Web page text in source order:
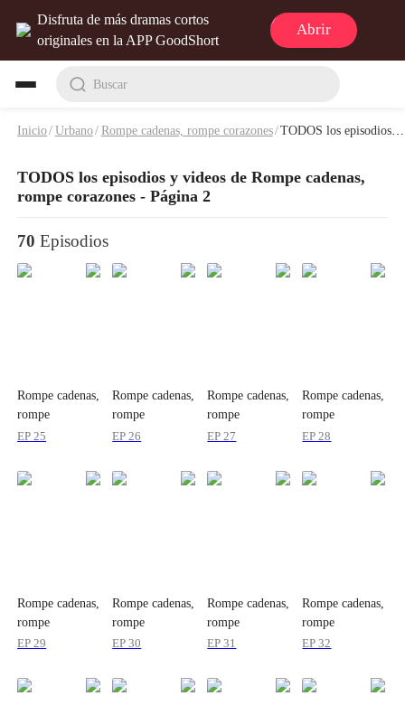
Disfruta de más dramas cortos
originales en la APP GoodShort
Abrir
Buscar
Inicio/Urbano/Rompe cadenas, rompe corazones/TODOS los episodios y videos de Rompe cadenas, rompe corazones - Página 2
TODOS los episodios y videos de Rompe cadenas,
rompe corazones - Página 2
70 Episodios
Rompe cadenas,
rompe
corazones
EP 25
Rompe cadenas,
rompe
corazones
EP 26
Rompe cadenas,
rompe
corazones
EP 27
Rompe cadenas,
rompe
corazones
EP 28
Rompe cadenas,
rompe
corazones
EP 29
Rompe cadenas,
rompe
corazones
EP 30
Rompe cadenas,
rompe
corazones
EP 31
Rompe cadenas,
rompe
corazones
EP 32